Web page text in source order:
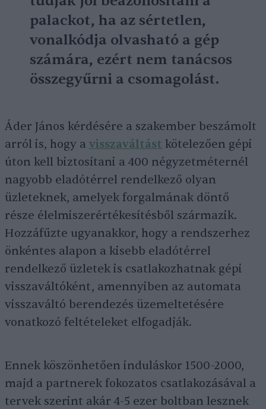
palackot, ha az sértetlen,
vonalkódja olvasható a gép
számára, ezért nem tanácsos
összegyűrni a csomagolást.
Áder János kérdésére a szakember beszámolt
arról is, hogy a visszaváltást kötelezően gépi
úton kell biztosítani a 400 négyzetméternél
nagyobb eladótérrel rendelkező olyan
üzleteknek, amelyek forgalmának döntő
része élelmiszerértékesítésből származik.
Hozzáfűzte ugyanakkor, hogy a rendszerhez
önkéntes alapon a kisebb eladótérrel
rendelkező üzletek is csatlakozhatnak gépi
visszaváltóként, amennyiben az automata
visszaváltó berendezés üzemeltetésére
vonatkozó feltételeket elfogadják.
Ennek köszönhetően induláskor 1500-2000,
majd a partnerek fokozatos csatlakozásával a
tervek szerint akár 4-5 ezer boltban lesznek